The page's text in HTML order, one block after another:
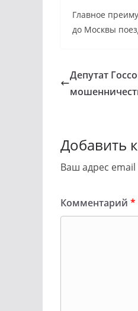
Главное
до Москвы
Депутат
Добавить
Ваш адрес email
Комментарий *